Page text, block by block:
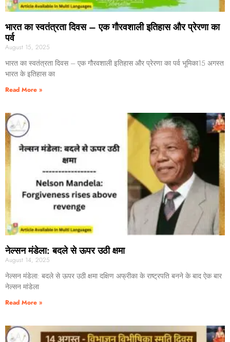
भारत का स्वतंत्रता दिवस – एक गौरवशाली इतिहास और प्रेरणा का
पर्व
August 15, 2025
भारत का स्वतंत्रता दिवस – एक गौरवशाली इतिहास और प्रेरणा का पर्व भूमिका15 अगस्त
भारत के इतिहास का
Read More »
नेल्सन मंडेला: बदले से ऊपर उठी क्षमा
August 14, 2025
नेल्सन मंडेला: बदले से ऊपर उठी क्षमा दक्षिण अफ्रीका के राष्ट्रपति बनने के बाद ऐक बार
नेल्सन मांडेला
Read More »